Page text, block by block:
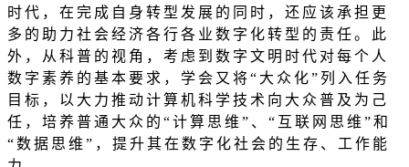
时代，在完成自身转型发展的同时，还应该承担更
多的助力社会经济各行各业数字化转型的责任。此
外，从科普的视角，考虑到数字文明时代对每个人
数字素养的基本要求，学会又将“ 大众化” 列入任务
目标，以大力推动计算机科学技术向大众普及为己
任，培养普通大众的 “计算思维 ” 、 “ 互联网思维 ”和
“数据思维 ” ，提升其在数字化社会的生存、工作能